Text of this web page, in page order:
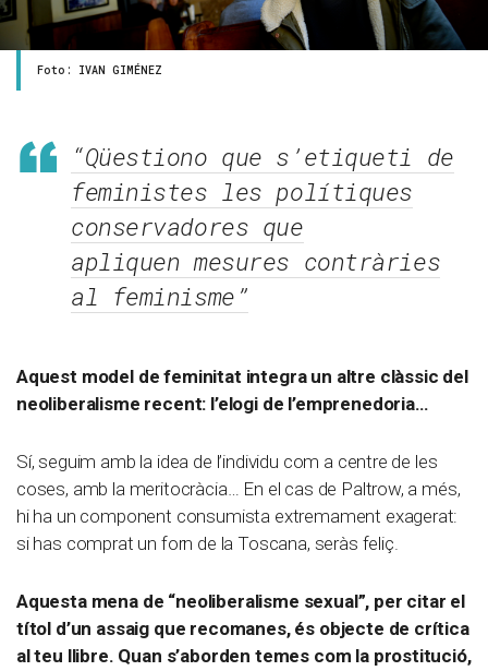
Foto: IVAN GIMÉNEZ
“Qüestiono que s’etiqueti de
feministes les polítiques
conservadores que
apliquen mesures contràries
al feminisme”
Aquest model de feminitat integra un altre clàssic del
neoliberalisme recent: l’elogi de l’emprenedoria…
Sí, seguim amb la idea de l’individu com a centre de les
coses, amb la meritocràcia… En el cas de Paltrow, a més,
hi ha un component consumista extremament exagerat:
si has comprat un forn de la Toscana, seràs feliç.
Aquesta mena de “neoliberalisme sexual”, per citar el
títol d’un assaig que recomanes, és objecte de crítica
al teu llibre. Quan s’aborden temes com la prostitució,